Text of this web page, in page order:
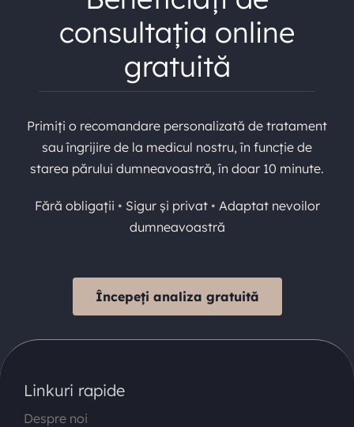
consultația online
gratuită
Primiți o recomandare personalizată de tratament
sau îngrijire de la medicul nostru, în funcție de
starea părului dumneavoastră, în doar 10 minute.
Fără obligații • Sigur și privat • Adaptat nevoilor
dumneavoastră
Începeți analiza gratuită
Linkuri rapide
Despre noi